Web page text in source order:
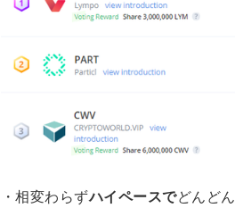
・相変わらずハイペースでどんどん